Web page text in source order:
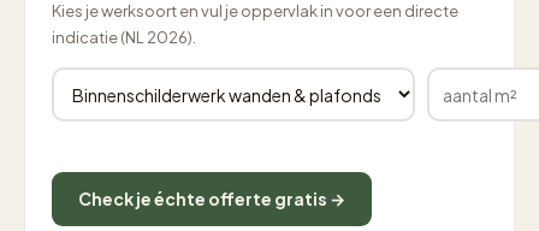
Kies je werksoort en vul je oppervlak in voor een directe
indicatie (NL 2026).
Check je échte offerte gratis →